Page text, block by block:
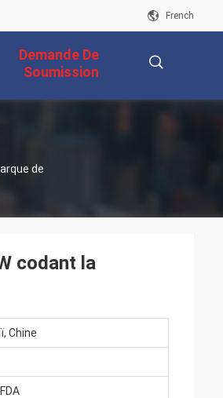
French
Demande De
Soumission
de
codant la
Chine